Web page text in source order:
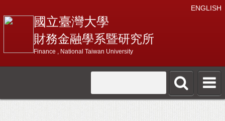
ENGLISH
國立臺灣大學
財務金融學系暨研究所
Finance , National Taiwan University